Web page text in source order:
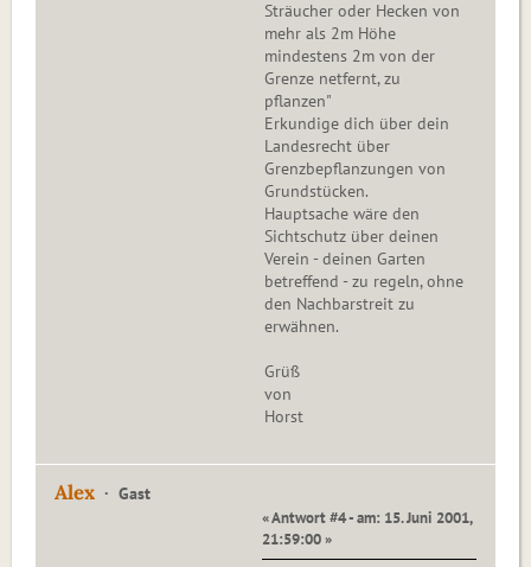
Sträucher oder Hecken von
mehr als 2m Höhe
mindestens 2m von der
Grenze netfernt, zu
pflanzen"
Erkundige dich über dein
Landesrecht über
Grenzbepflanzungen von
Grundstücken.
Hauptsache wäre den
Sichtschutz über deinen
Verein - deinen Garten
betreffend - zu regeln, ohne
den Nachbarstreit zu
erwähnen.
Grüß
von
Horst
Alex Gast
« Antwort #4 - am: 15. Juni 2001,
21:59:00 »